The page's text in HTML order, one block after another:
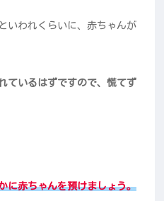
いわれくらいに、赤ちゃんが
ているはずですので、慌てず
に赤ちゃんを預けましょう。